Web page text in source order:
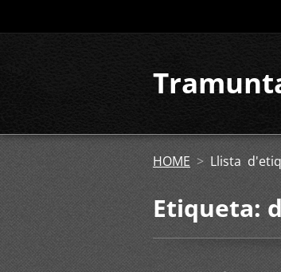
HOME > Llista
Etiqueta: